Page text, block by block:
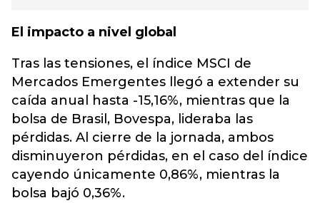
El impacto a nivel global
Tras las tensiones, el índice MSCI de
Mercados Emergentes llegó a extender su
caída anual hasta -15,16%, mientras que la
bolsa de Brasil, Bovespa, lideraba las
pérdidas. Al cierre de la jornada, ambos
disminuyeron pérdidas, en el caso del índice
cayendo únicamente 0,86%, mientras la
bolsa bajó 0,36%.